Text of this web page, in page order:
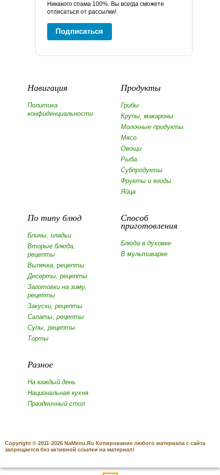
Никакого спама 100%. Вы всегда сможете
отписаться от рассылки!
Подписаться
Навигация
Политика
конфиденциальности
Продукты
Грибы
Крупы, макароны
Молочные продукты
Мясо
Овощи
Рыба
Субпродукты
Фрукты и ягоды
Яйца
По типу блюд
Блины, оладьи
Вторые блюда,
рецепты
Выпечка, рецепты
Десерты, рецепты
Заготовки на зиму,
рецепты
Закуски, рецепты
Салаты, рецепты
Супы, рецепты
Торты
Способ
приготовления
Блюда в духовке
В мультиварке
Разное
На каждый день
Национальная кухня
Праздничный стол
Copyright © 2011-2026 NaMenu.Ru Копирование любого материала с сайта
запрещается без активной ссылки на материал!